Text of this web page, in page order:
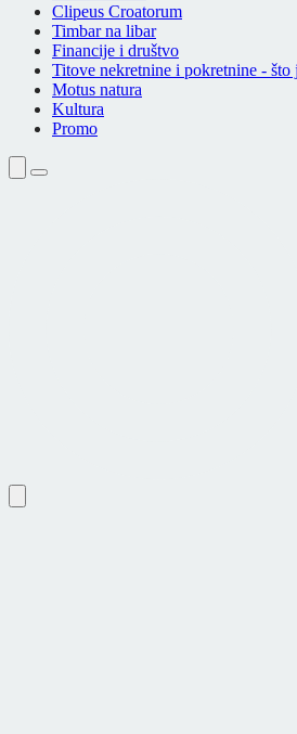
Clipeus Croatorum
Timbar na libar
Financije i društvo
Titove nekretnine i pokretnine - što
Motus natura
Kultura
Promo